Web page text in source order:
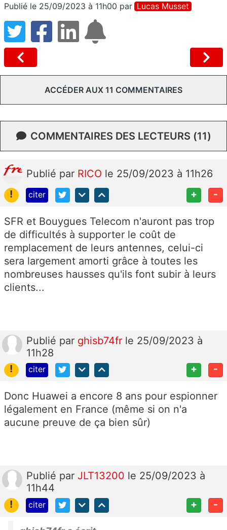
Publié le 25/09/2023 à 11h00 par Lucas Musset
ACCÉDER AUX 11 COMMENTAIRES
COMMENTAIRES DES LECTEURS (11)
Publié par RICO le 25/09/2023 à 11h26
!
citer + -
SFR et Bouygues Telecom n'auront pas trop
de difficultés à supporter le coût de
remplacement de leurs antennes, celui-ci
sera largement amorti grâce à toutes les
nombreuses hausses qu'ils font subir à leurs
clients...
Publié par ghisb74fr le 25/09/2023 à
11h28
!
citer + -
Donc Huawei a encore 8 ans pour espionner
légalement en France (même si on n'a
aucune preuve de ça bien sûr)
Publié par JLT13200 le 25/09/2023 à
11h44
!
citer + -